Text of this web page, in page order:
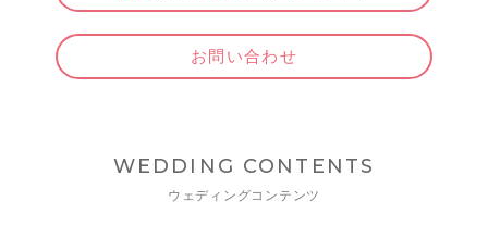
お問い合わせ
WEDDING CONTENTS
ウェディングコンテンツ